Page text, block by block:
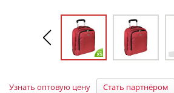
Узнать оптовую цену Стать партнёром